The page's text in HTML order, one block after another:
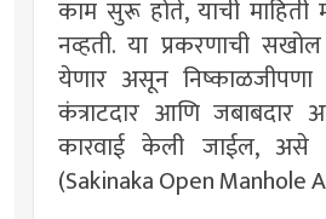
काम सुरू होते, याची
नव्हती. या प्रकरणाची
येणार असून निष्काळजीपणा
कंत्राटदार आणि जबाबदार
कारवाई केली जाईल, असे
(Sakinaka Open Manhole